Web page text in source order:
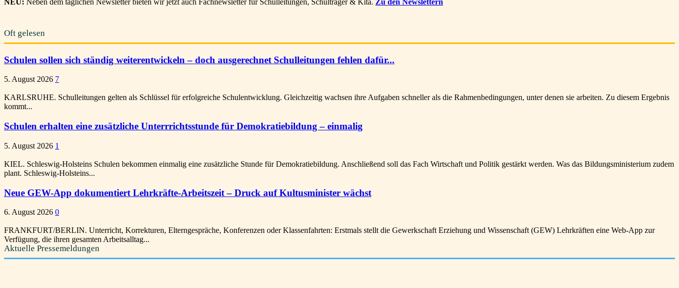
Oft gelesen
Schulen sollen sich ständig weiterentwickeln – doch ausgerechnet Schulleitungen fehlen dafür...
5. August 2026 7
KARLSRUHE. Schulleitungen gelten als Schlüssel für erfolgreiche Schulentwicklung. Gleichzeitig wachsen ihre Aufgaben schneller als die Rahmenbedingungen, unter denen sie arbeiten. Zu diesem Ergebnis
kommt...
Schulen erhalten eine zusätzliche Unterrrichtsstunde für Demokratiebildung – einmalig
5. August 2026 1
KIEL. Schleswig-Holsteins Schulen bekommen einmalig eine zusätzliche Stunde für Demokratiebildung. Anschließend soll das Fach Wirtschaft und Politik gestärkt werden. Was das Bildungsministerium zudem
plant. Schleswig-Holsteins...
Neue GEW-App dokumentiert Lehrkräfte-Arbeitszeit – Druck auf Kultusminister wächst
6. August 2026 0
FRANKFURT/BERLIN. Unterricht, Korrekturen, Elterngespräche, Konferenzen oder Klassenfahrten: Erstmals stellt die Gewerkschaft Erziehung und Wissenschaft (GEW) Lehrkräften eine Web-App zur
Verfügung, die ihren gesamten Arbeitsalltag...
Aktuelle Pressemeldungen